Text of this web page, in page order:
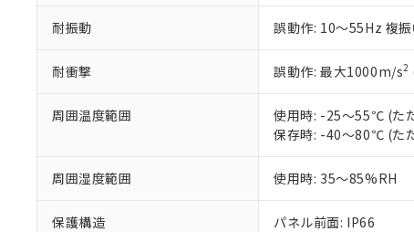
耐振動 誤動作: 10～55Hz 複
耐衝撃 誤動作: 最大1000m/s2
周囲温度範囲
使用時: -25～55℃ (た
保存時: -40～80℃ (た
周囲湿度範囲 使用時: 35～85%RH
保護構造 パネル前面: IP66
混在することから
既に当社にて対応